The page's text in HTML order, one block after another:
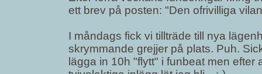
ett brev på posten: "Den ofrivilliga
I måndags fick vi tillträde till nya
skrymmande grejjer på plats. Puh.
lägga in 10h "flytt" i funbeat men